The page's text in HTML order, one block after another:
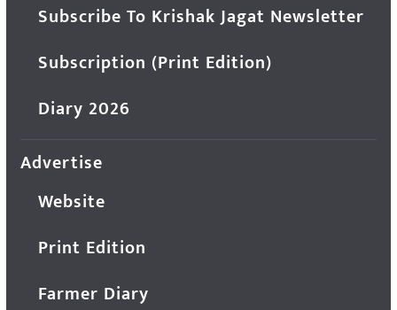
Subscribe To Krishak Jagat Newsletter
Subscription (Print Edition)
Diary 2026
Advertise
Website
Print Edition
Farmer Diary